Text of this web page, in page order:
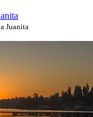
Juanita